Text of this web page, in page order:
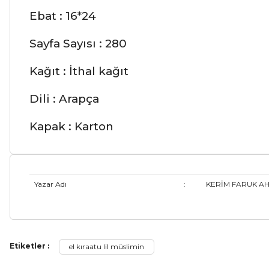
Ebat : 16*24
Sayfa Sayısı : 280
Kağıt : İthal kağıt
Dili : Arapça
Kapak : Karton
Yazar Adı : KERİM FARUK
Bu ürünün fiyat bilgisi, resim, ürün açıklamalarında ve diğer
Görüş ve önerileriniz için teşekkür ederiz.
Etiketler : el kıraatu lil müslimin